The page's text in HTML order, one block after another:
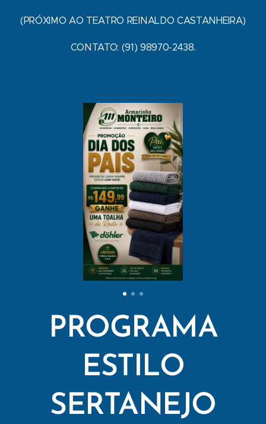
(PRÓXIMO AO TEATRO REINALDO CASTANHEIRA)
CONTATO: (91) 98970-2438.
PROGRAMA
ESTILO
SERTANEJO